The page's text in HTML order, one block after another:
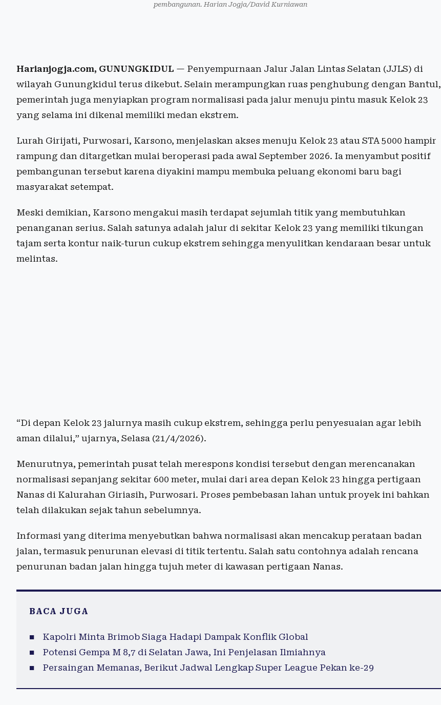
pembangunan. Harian Jogja/David Kurniawan
Harianjogja.com, GUNUNGKIDUL — Penyempurnaan Jalur Jalan Lintas Selatan (JJLS) di
wilayah Gunungkidul terus dikebut. Selain merampungkan ruas penghubung dengan Bantul,
pemerintah juga menyiapkan program normalisasi pada jalur menuju pintu masuk Kelok 23
yang selama ini dikenal memiliki medan ekstrem.
Lurah Girijati, Purwosari, Karsono, menjelaskan akses menuju Kelok 23 atau STA 5000 hampir
rampung dan ditargetkan mulai beroperasi pada awal September 2026. Ia menyambut positif
pembangunan tersebut karena diyakini mampu membuka peluang ekonomi baru bagi
masyarakat setempat.
Meski demikian, Karsono mengakui masih terdapat sejumlah titik yang membutuhkan
penanganan serius. Salah satunya adalah jalur di sekitar Kelok 23 yang memiliki tikungan
tajam serta kontur naik-turun cukup ekstrem sehingga menyulitkan kendaraan besar untuk
melintas.
“Di depan Kelok 23 jalurnya masih cukup ekstrem, sehingga perlu penyesuaian agar lebih
aman dilalui,” ujarnya, Selasa (21/4/2026).
Menurutnya, pemerintah pusat telah merespons kondisi tersebut dengan merencanakan
normalisasi sepanjang sekitar 600 meter, mulai dari area depan Kelok 23 hingga pertigaan
Nanas di Kalurahan Giriasih, Purwosari. Proses pembebasan lahan untuk proyek ini bahkan
telah dilakukan sejak tahun sebelumnya.
Informasi yang diterima menyebutkan bahwa normalisasi akan mencakup perataan badan
jalan, termasuk penurunan elevasi di titik tertentu. Salah satu contohnya adalah rencana
penurunan badan jalan hingga tujuh meter di kawasan pertigaan Nanas.
BACA JUGA
Kapolri Minta Brimob Siaga Hadapi Dampak Konflik Global
Potensi Gempa M 8,7 di Selatan Jawa, Ini Penjelasan Ilmiahnya
Persaingan Memanas, Berikut Jadwal Lengkap Super League Pekan ke-29